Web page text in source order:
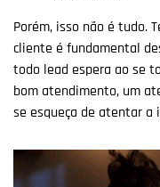
Porém, isso não é tudo.
cliente é fundamental
todo lead espera ao se
bom atendimento, um
se esqueça de atentar a